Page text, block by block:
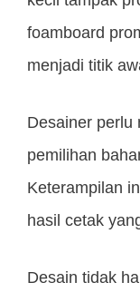
foamboard
menjadi titik
Desainer perlu
pemilihan
Keterampilan
hasil cetak
Desain tidak